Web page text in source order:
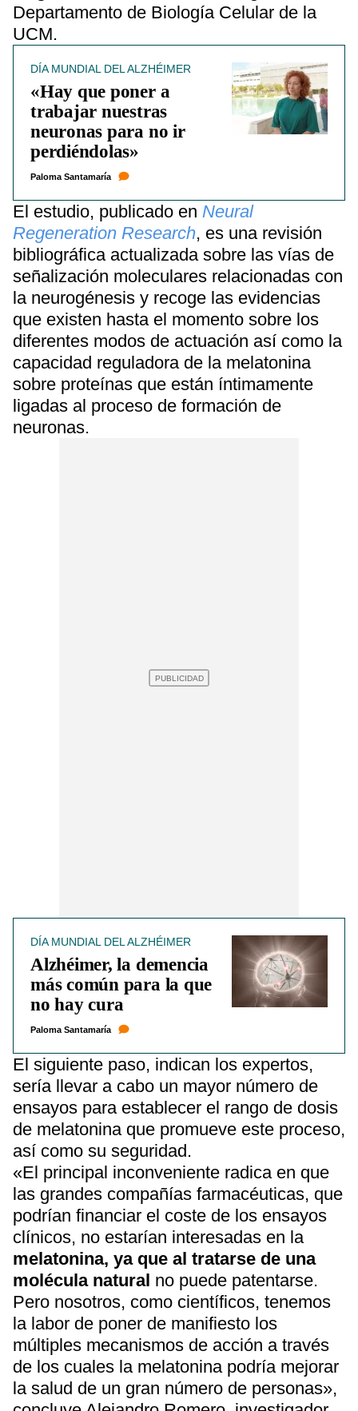
Departamento de Biología Celular de la
UCM.
DÍA MUNDIAL DEL ALZHÉIMER
«Hay que poner a
trabajar nuestras
neuronas para no ir
perdiéndolas»
Paloma Santamaría
El estudio, publicado en Neural
Regeneration Research, es una revisión
bibliográfica actualizada sobre las vías de
señalización moleculares relacionadas con
la neurogénesis y recoge las evidencias
que existen hasta el momento sobre los
diferentes modos de actuación así como la
capacidad reguladora de la melatonina
sobre proteínas que están íntimamente
ligadas al proceso de formación de
neuronas.
DÍA MUNDIAL DEL ALZHÉIMER
Alzhéimer, la demencia
más común para la que
no hay cura
Paloma Santamaría
El siguiente paso, indican los expertos,
sería llevar a cabo un mayor número de
ensayos para establecer el rango de dosis
de melatonina que promueve este proceso,
así como su seguridad.
«El principal inconveniente radica en que
las grandes compañías farmacéuticas, que
podrían financiar el coste de los ensayos
clínicos, no estarían interesadas en la
melatonina, ya que al tratarse de una
molécula natural no puede patentarse.
Pero nosotros, como científicos, tenemos
la labor de poner de manifiesto los
múltiples mecanismos de acción a través
de los cuales la melatonina podría mejorar
la salud de un gran número de personas»,